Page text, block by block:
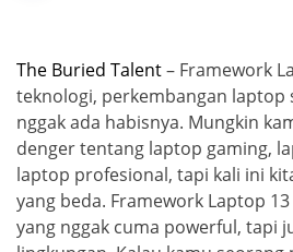
The Buried Talent– Framework
teknologi, perkembangan laptop
nggak ada habisnya. Mungkin
denger tentang laptop gaming,
laptop profesional, tapi kali ini
yang beda. Framework Laptop
yang nggak cuma powerful, tapi